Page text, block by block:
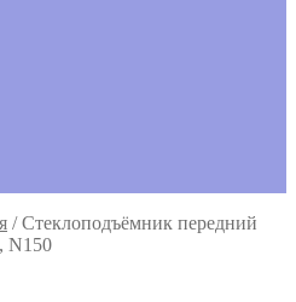
/Стеклоподъёмник передний
N150